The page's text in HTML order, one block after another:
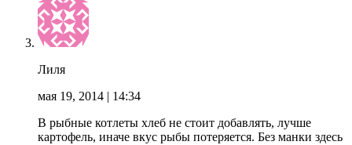
Лиля
мая 19, 2014 | 14:34
В рыбные котлеты хлеб не стоит добавлять, лучше
картофель, иначе вкус рыбы потеряется. Без манки здесь